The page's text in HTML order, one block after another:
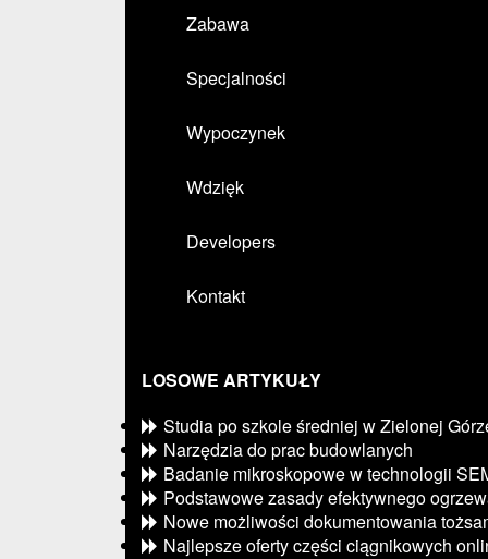
Zabawa
Specjalności
Wypoczynek
Wdzięk
Developers
Kontakt
LOSOWE ARTYKUŁY
Studia po szkole średniej w Zielonej
Narzędzia do prac budowlanych
Badanie mikroskopowe w technologii
Podstawowe zasady efektywnego
Nowe możliwości dokumentowania
Najlepsze oferty części ciągnikowych